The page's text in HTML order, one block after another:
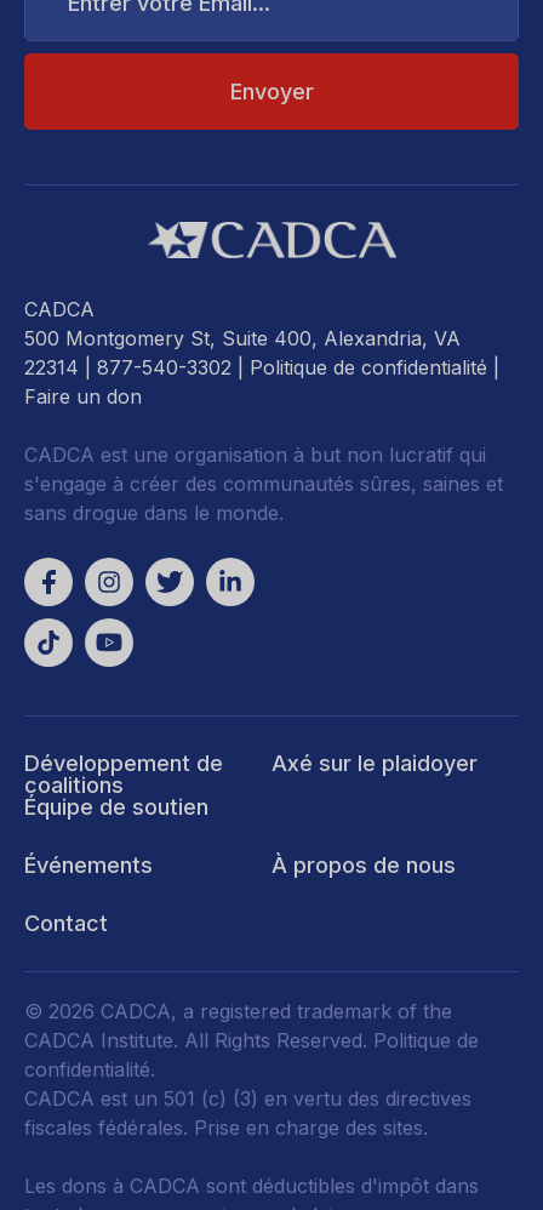
Email...
CADCA
500 Montgomery St, Suite 400, Alexandria, VA
22314 | 877-540-3302 | Politique de confidentialité
Faire un don
CADCA est une organisation à but non lucratif qui
s'engage à créer des communautés sûres, saines et
sans drogue dans le monde.
Développement de
coalitions
Équipe de soutien
Axé sur le plaidoyer
Événements À propos de nous
Contact
© 2026 CADCA, a registered trademark of the
CADCA Institute. All Rights Reserved. Politique de
confidentialité.
CADCA est un 501 (c) (3) en vertu des directives
fiscales fédérales. Prise en charge des sites.
Les dons à CADCA sont déductibles d'impôt dans